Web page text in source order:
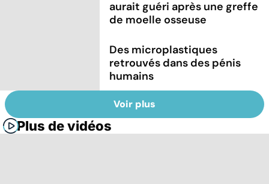
aurait guéri après une greffe
de moelle osseuse
Des microplastiques
retrouvés dans des pénis
humains
Voir plus
Plus de vidéos